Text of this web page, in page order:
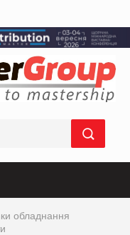
обладнання